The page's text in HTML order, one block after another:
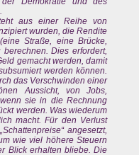
aus einer Reihe von
wurden, die Rendite
Straße, eine Brücke,
Dies erfordert,
gemacht werden, damit
werden können.
das Verschwinden einer
Aussicht, von Jobs,
sie in die Rechnung
werden. Was wiederum
macht. Für den Verlust
angesetzt,
wie viel höhere Steuern
Blick erhalten bliebe. Die